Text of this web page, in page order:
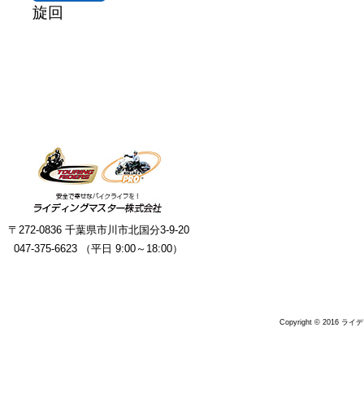
旋回
〒272-0836 千葉県市川市北国分3-9-20
047-375-6623 （平日 9:00～18:00）
Copyright © 2016 ライ